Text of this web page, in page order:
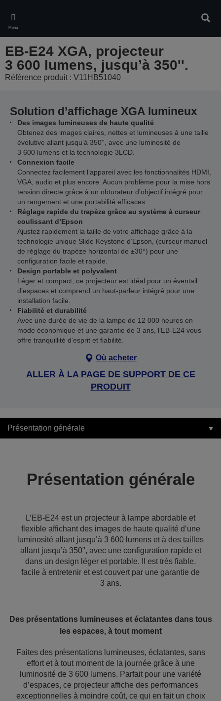
main
content
Menu
EB-E24 XGA, projecteur
3 600 lumens, jusqu’à 350''.
Référence produit : V11HB51040
Solution d’affichage XGA lumineux
Des images lumineuses de haute qualité
Obtenez des images claires, nettes et lumineuses à une taille
évolutive allant jusqu’à 350'', avec une luminosité de
3 600 lumens et la technologie 3LCD.
Connexion facile
Connectez facilement l’appareil avec les fonctionnalités HDMI,
VGA, audio et plus encore. Aucun problème pour la mise hors
tension directe grâce à un obturateur d’objectif intégré pour
un rangement et une portabilité efficaces.
Réglage rapide du trapèze grâce au système à curseur
coulissant d’Epson
Ajustez rapidement la taille de votre affichage grâce à la
technologie unique Slide Keystone d’Epson, (curseur manuel
de réglage du trapèze horizontal de ±30°) pour une
configuration facile et rapide.
Design portable et polyvalent
Léger et compact, ce projecteur est idéal pour un éventail
d’espaces et comprend un haut-parleur intégré pour une
installation facile.
Fiabilité et durabilité
Avec une durée de vie de la lampe de 12 000 heures en
mode économique et une garantie de 3 ans, l’EB-E24 vous
offre tranquillité d’esprit et fiabilité.
Où acheter
ALLER À LA PAGE DE SUPPORT DE CE
PRODUIT
Présentation générale
Présentation générale
L’EB-E24 est un projecteur à lampe abordable et
flexible affichant des images de haute qualité d’une
luminosité allant jusqu’à 3 600 lumens et à des tailles
allant jusqu’à 350", avec une configuration rapide et
dans un design léger et portable. Il est très fiable,
facile à entretenir et est couvert par une garantie de
3 ans.
Des présentations lumineuses et éclatantes dans tous
les espaces, à tout moment
Faites des présentations lumineuses, éclatantes, sans
effort et à tout moment de la journée grâce à une
luminosité de 3 600 lumens. Parfait pour une variété
d’espaces, ce projecteur affiche des performances
exceptionnelles à moindre coût, ce qui en fait un choix